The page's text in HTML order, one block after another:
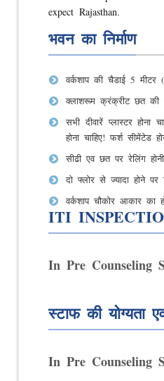
expect Rajasthan.
भवन का निर्माण
वर्कशाप की चैडाई 5
क्लाशरूम क्रंक्रीट छत की
सभी दीवारें प्लास्टर होना
होना चाहिए! फर्श सीमेंटेड
सीढी एव छत पर रेलिंग होनी
दो फ्लोर से ज्यादा होने पर
वर्कशाप चौकोर आकार का
ITI
In Pre Counseling
स्टाफ की योग्यता
In Pre Counseling